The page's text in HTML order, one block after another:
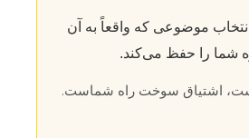
انتخاب موضوعی که واقعاً به آن
شما را حفظ می‌کند.
اشتیاق سوخت راه شماست.